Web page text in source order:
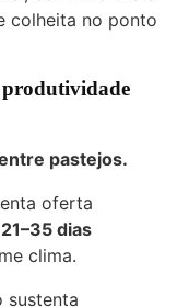
colheita no ponto
produtividade
pastejos.
oferta
21–35 dias
clima.
sustenta